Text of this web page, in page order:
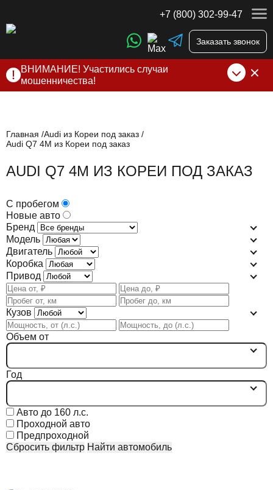
+7 (800) 302-99-47
Заказать звонок
ВНИМАНИЕ! Участились случаи
мошенничества!
нами по официальнымконтактам
и на сайте
Главная Audi из Кореи под заказ
Audi Q7 4M из Кореи под заказ
AUDI Q7 4M ИЗ КОРЕИ ПОД ЗАКАЗ
С пробегом
Новые авто
Бренд
Модель
Двигатель
Коробка
Привод
Кузов
Объем от
Год
Авто до 160 л.с.
Проходной авто
Предпроходной
Сбросить фильтр
Найти автомобиль